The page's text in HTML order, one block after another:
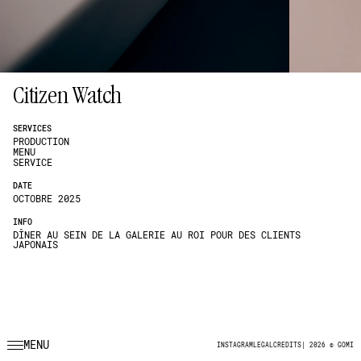
Citizen Watch
SERVICES
PRODUCTION
MENU
SERVICE
DATE
OCTOBRE 2025
INFO
DÎNER AU SEIN DE LA GALERIE AU ROI POUR DES CLIENTS
JAPONAIS
MENU INSTAGRAM LEGALCREDITS |2026 © GOMI